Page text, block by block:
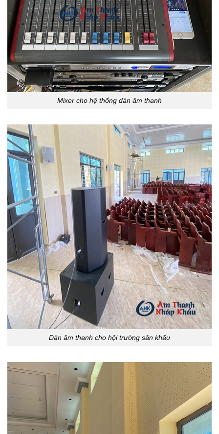
Mixer cho hệ thống dàn âm thanh
Dàn âm thanh cho hội trường sân khấu